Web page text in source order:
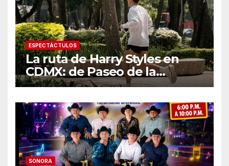
ESPECTÁCTULOS
La ruta de Harry Styles en
CDMX: de Paseo de la
Reforma a los tacos en la
SONORA